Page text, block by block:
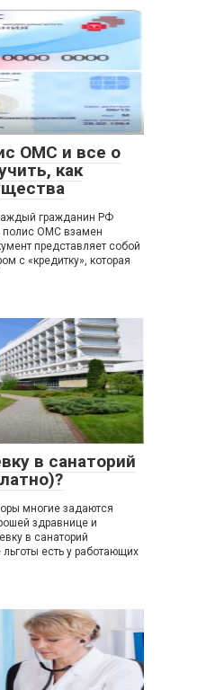
ОМС и все о
как
гражданин РФ
полис ОМС взамен
представляет собой
с «кредитку», которая
в санаторий
многие задаются
здравнице и
в санаторий
есть у работающих